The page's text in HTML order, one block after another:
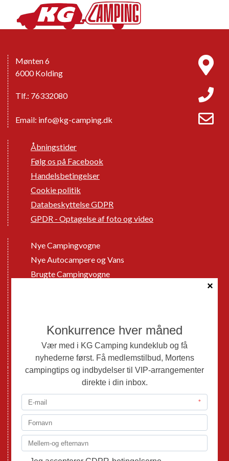
Mønten 6
6000 Kolding
Tlf.: 76332080
Email: info@kg-camping.dk
Åbningstider
Følg os på Facebook
Handelsbetingelser
Cookie politik
Databeskyttelse GDPR
GPDR - Optagelse af foto og video
Nye Campingvogne
Nye Autocampere og Vans
Brugte Campingvogne
Mortens Campingtips
KG Camping Kundeklub
Nyheder
Adria
Adria Autocampere
Eriba
Fendt
Hobby